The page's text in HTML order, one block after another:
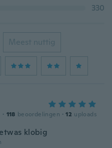
330
Meest nuttig
· 118 beoordelingen · 12 uploads
klobig